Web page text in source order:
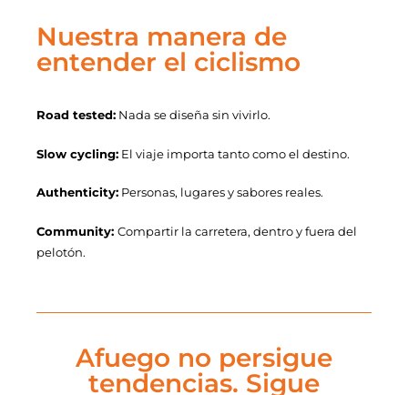
Nuestra manera de
entender el ciclismo
Road tested: Nada se diseña sin vivirlo.
Slow cycling: El viaje importa tanto como el destino.
Authenticity: Personas, lugares y sabores reales.
Community: Compartir la carretera, dentro y fuera del
pelotón.
Afuego no persigue
tendencias. Sigue